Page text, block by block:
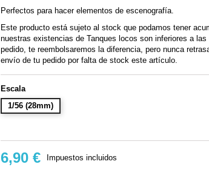
Perfectos para hacer elementos de escenografía.
Este producto está sujeto al stock que podamos tener
nuestras existencias de Tanques locos son inferiores a las
pedido, te reembolsaremos la diferencia, pero nunca
envío de tu pedido por falta de stock este artículo.
Escala
1/56 (28mm)
6,90 € Impuestos incluidos